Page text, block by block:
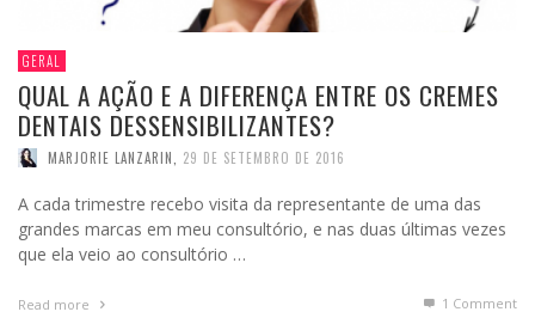
GERAL
QUAL A AÇÃO E A DIFERENÇA ENTRE OS CREMES
DENTAIS DESSENSIBILIZANTES?
MARJORIE LANZARIN, 29 DE SETEMBRO DE 2016
A cada trimestre recebo visita da representante de uma das
grandes marcas em meu consultório, e nas duas últimas vezes
que ela veio ao consultório …
Read more 1 Comment